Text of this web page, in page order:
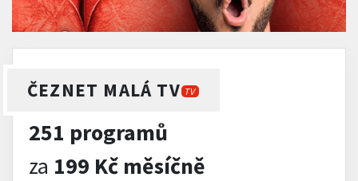
ČEZNET MALÁ TV TV
251 programů
za 199 Kč měsíčně